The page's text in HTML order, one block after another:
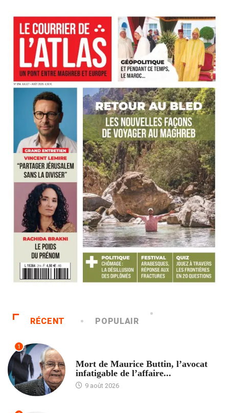
RÉCENT POPULAIR
1
Mort de Maurice Buttin, l’avocat
infatigable de l’affaire...
9 août 2026